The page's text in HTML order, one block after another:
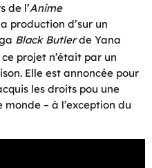
de l’Anime
production d’sur un
Black Butlerde Yana
projet n’était par un
Elle est annoncée pour
les droits pou une
– à l’exception du